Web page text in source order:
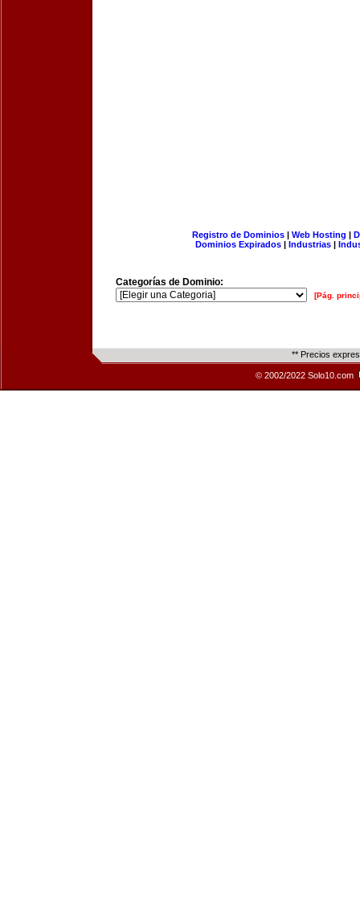
Registro de Dominios| Web Hosting |
Dominios Expirados | Industrias |
Categorías de Dominio:
[Pág.
** Precios
© 2002/2022 Solo10.com